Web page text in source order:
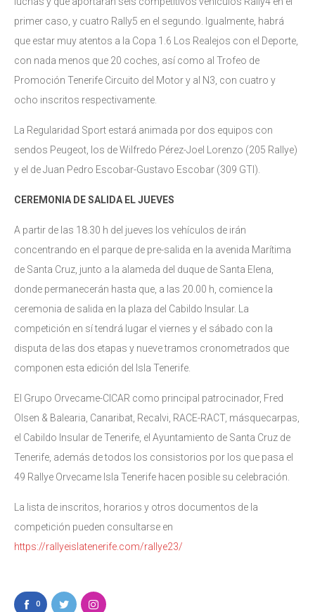
primer caso, y cuatro Rally5 en el segundo. Igualmente, habrá
que estar muy atentos a la Copa 1.6 Los Realejos con el Deporte,
con nada menos que 20 coches, así como al Trofeo de
Promoción Tenerife Circuito del Motor y al N3, con cuatro y
ocho inscritos respectivamente.
La Regularidad Sport estará animada por dos equipos con
sendos Peugeot, los de Wilfredo Pérez-Joel Lorenzo (205 Rallye)
y el de Juan Pedro Escobar-Gustavo Escobar (309 GTI).
CEREMONIA DE SALIDA EL JUEVES
A partir de las 18.30 h del jueves los vehículos de irán
concentrando en el parque de pre-salida en la avenida Marítima
de Santa Cruz, junto a la alameda del duque de Santa Elena,
donde permanecerán hasta que, a las 20.00 h, comience la
ceremonia de salida en la plaza del Cabildo Insular. La
competición en sí tendrá lugar el viernes y el sábado con la
disputa de las dos etapas y nueve tramos cronometrados que
componen esta edición del Isla Tenerife.
El Grupo Orvecame-CICAR como principal patrocinador, Fred
Olsen & Balearia, Canaribat, Recalvi, RACE-RACT, másquecarpas,
el Cabildo Insular de Tenerife, el Ayuntamiento de Santa Cruz de
Tenerife, además de todos los consistorios por los que pasa el
49 Rallye Orvecame Isla Tenerife hacen posible su celebración.
La lista de inscritos, horarios y otros documentos de la
competición pueden consultarse en
https://rallyeislatenerife.com/rallye23/
0